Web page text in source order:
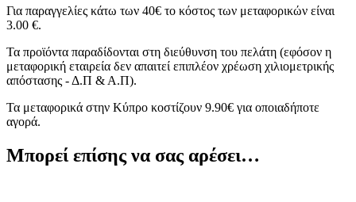
Για παραγγελίες κάτω των 40€ το κόστος των μεταφορικών είναι
3.00 €.
Τα προϊόντα παραδίδονται στη διεύθυνση του πελάτη (εφόσον η
μεταφορική εταιρεία δεν απαιτεί επιπλέον χρέωση χιλιομετρικής
απόστασης - Δ.Π & Α.Π).
Τα μεταφορικά στην Κύπρο κοστίζουν 9.90€ για οποιαδήποτε
αγορά.
Μπορεί επίσης να σας αρέσει…